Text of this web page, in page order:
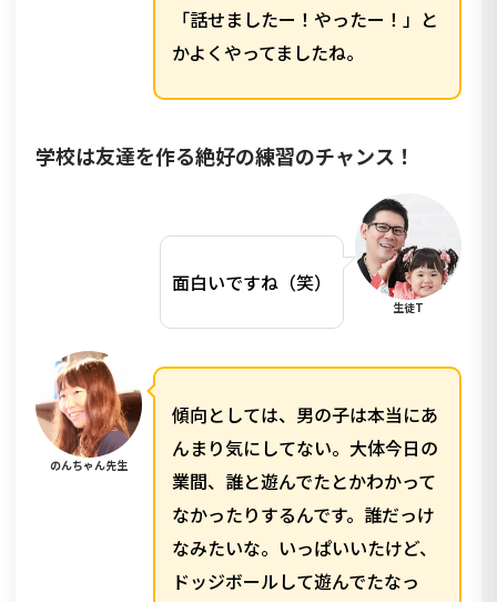
「話せましたー！やったー！」と
かよくやってましたね。
学校は友達を作る絶好の練習のチャンス！
面白いですね（笑）
生徒T
のんちゃん先生
傾向としては、男の子は本当にあ
んまり気にしてない。大体今日の
業間、誰と遊んでたとかわかって
なかったりするんです。誰だっけ
なみたいな。いっぱいいたけど、
ドッジボールして遊んでたなっ